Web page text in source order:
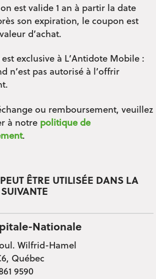
est valide 1 an à partir la date
son expiration, le coupon est
d’achat.
exclusive à L’Antidote Mobile :
n’est pas autorisé à l’offrir
ou remboursement, veuillez
à notre politique de
.
ÊTRE UTILISÉE DANS LA
Nationale
Wilfrid-Hamel
Québec
9590